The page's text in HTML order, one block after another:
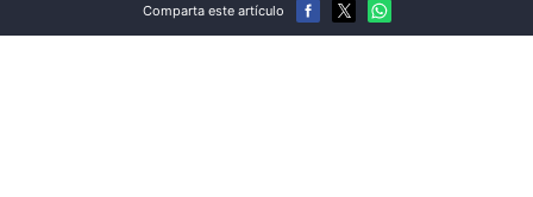
Comparta este artículo